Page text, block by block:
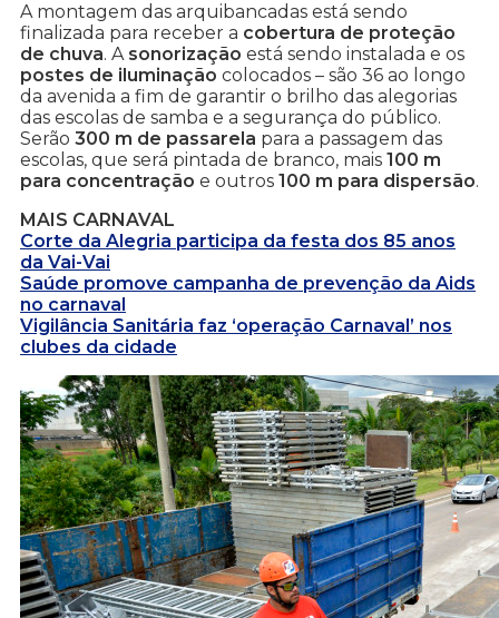
A montagem das arquibancadas está sendo
finalizada para receber a cobertura de proteção
de chuva. A sonorização está sendo instalada e os
postes de iluminação colocados – são 36 ao longo
da avenida a fim de garantir o brilho das alegorias
das escolas de samba e a segurança do público.
Serão 300 m de passarela para a passagem das
escolas, que será pintada de branco, mais 100 m
para concentração e outros 100 m para dispersão.
MAIS CARNAVAL
Corte da Alegria participa da festa dos 85 anos
da Vai-Vai
Saúde promove campanha de prevenção da Aids
no carnaval
Vigilância Sanitária faz ‘operação Carnaval’ nos
clubes da cidade